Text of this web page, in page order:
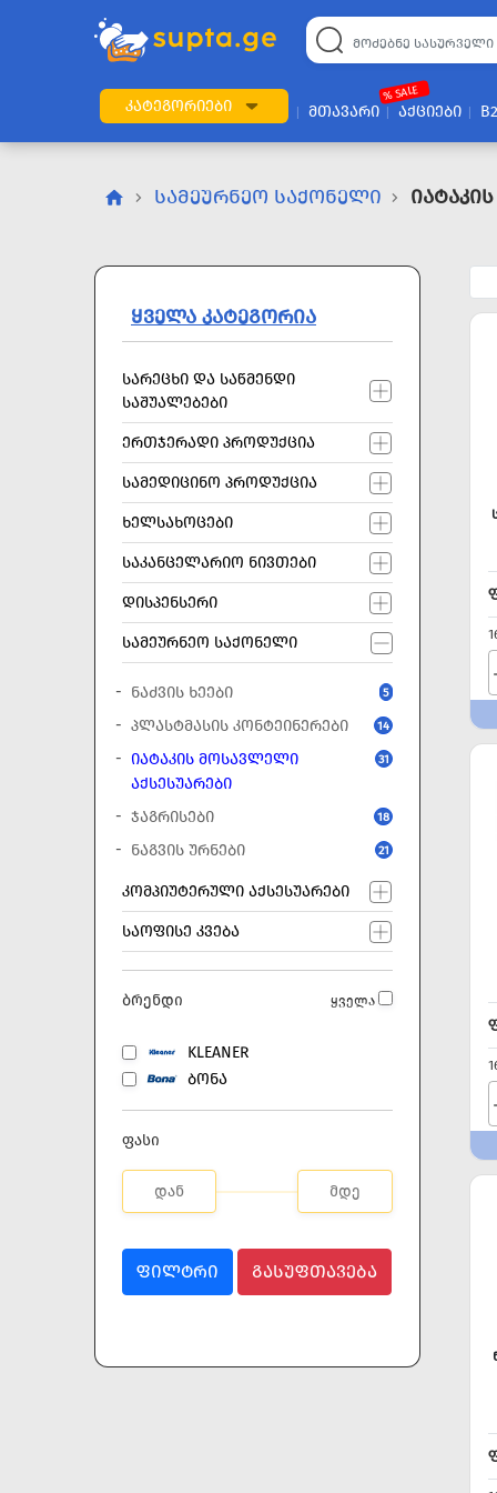
ᲙᲐᲢᲔᲒᲝᲠᲘᲔᲑᲘ ᲛᲗᲐᲕᲐᲠᲘ ᲐᲥᲪᲘᲔᲑᲘ
% SALE
ᲡᲐᲛᲔᲣᲠᲜᲔᲝ ᲡᲐᲥᲝᲜᲔᲚᲘ
ᲧᲕᲔᲚᲐ ᲙᲐᲢᲔᲒᲝᲠᲘᲐ
ᲡᲐᲠᲔᲪᲮᲘ ᲓᲐ ᲡᲐᲬᲛᲔᲜᲓᲘ
ᲡᲐᲨᲣᲐᲚᲔᲑᲔᲑᲘ
ᲔᲠᲗᲯᲔᲠᲐᲓᲘ ᲞᲠᲝᲓᲣᲥᲪᲘᲐ
ᲡᲐᲛᲔᲓᲘᲪᲘᲜᲝ ᲞᲠᲝᲓᲣᲥᲪᲘᲐ
ᲮᲔᲚᲡᲐᲮᲝᲪᲔᲑᲘ
ᲡᲐᲙᲐᲜᲪᲔᲚᲐᲠᲘᲝ ᲜᲘᲕᲗᲔᲑᲘ
ᲓᲘᲡᲞᲔᲜᲡᲔᲠᲘ
ᲡᲐᲛᲔᲣᲠᲜᲔᲝ ᲡᲐᲥᲝᲜᲔᲚᲘ
ᲜᲐᲫᲕᲘᲡ ᲮᲔᲔᲑᲘ 5
ᲞᲚᲐᲡᲢᲛᲐᲡᲘᲡ ᲙᲝᲜᲢᲔᲘᲜᲔᲠᲔᲑᲘ 14
ᲘᲐᲢᲐᲙᲘᲡ ᲛᲝᲡᲐᲕᲚᲔᲚᲘ
ᲐᲥᲡᲔᲡᲣᲐᲠᲔᲑᲘ
31
ᲯᲐᲒᲠᲘᲡᲔᲑᲘ 18
ᲜᲐᲒᲕᲘᲡ ᲣᲠᲜᲔᲑᲘ 21
ᲙᲝᲛᲞᲘᲣᲢᲔᲠᲣᲚᲘ ᲐᲥᲡᲔᲡᲣᲐᲠᲔᲑᲘ
ᲡᲐᲝᲤᲘᲡᲔ ᲙᲕᲔᲑᲐ
ბრენდი ყველა
KLEANER
ᲑᲝᲜᲐ
ფასი
ᲤᲘᲚᲢᲠᲘ ᲒᲐᲡᲣᲤᲗᲐᲕᲔᲑᲐ